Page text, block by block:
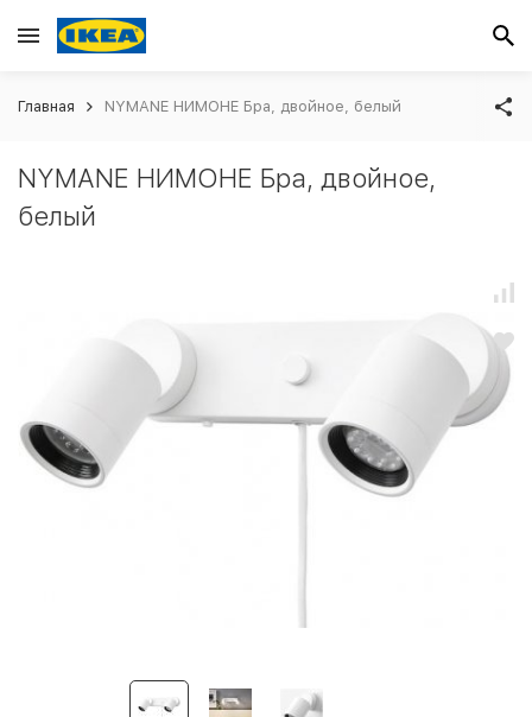
Главная NYMANE НИМОНЕ Бра, двойное, белый
NYMANE НИМОНЕ Бра, двойное,
белый